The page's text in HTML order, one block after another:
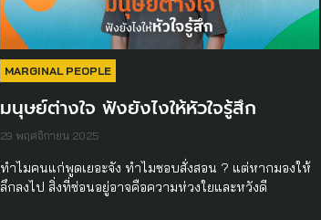
MARGINAL PEOPLE
มนุษย์ต่างใจ ฟังยังไงให้หัวใจรู้สึก
29 พฤศจิกายน 2025
ทำไมคนแก่พูดเยอะจัง ทำไมชอบสั่งสอน ? แต่หากมองให้
ลึกลงไป สิ่งที่ซ่อนอยู่อาจคือความห่วงใยและหวังดี